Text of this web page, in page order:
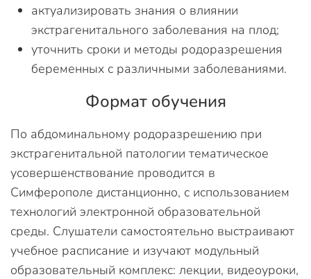
актуализировать знания о влиянии
экстрагенитального заболевания на плод;
уточнить сроки и методы родоразрешения
беременных с различными заболеваниями.
Формат обучения
По абдоминальному родоразрешению при
экстрагенитальной патологии тематическое
усовершенствование проводится в
Симферополе дистанционно, с использованием
технологий электронной образовательной
среды. Слушатели самостоятельно выстраивают
учебное расписание и изучают модульный
образовательный комплекс: лекции, видеоуроки,